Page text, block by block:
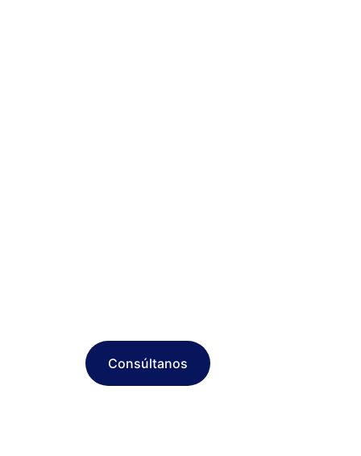
Consúltanos